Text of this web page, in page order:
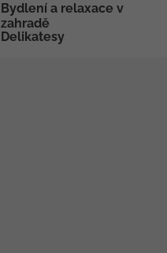
Bydlení a relaxace v
zahradě
Delikatesy